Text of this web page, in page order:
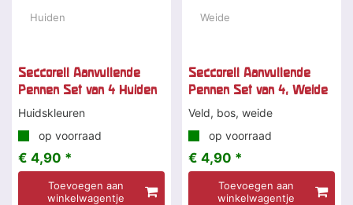
Seccorell Aanvullende
Pennen Set van 4 Huiden
Huidskleuren
op voorraad
€ 4,90 *
Toevoegen aan
winkelwagentje
Seccorell Aanvullende
Pennen Set van 4, Weide
Veld, bos, weide
op voorraad
€ 4,90 *
Toevoegen aan
winkelwagentje